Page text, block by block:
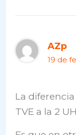
AZp
19 de
La
TVE a la 2